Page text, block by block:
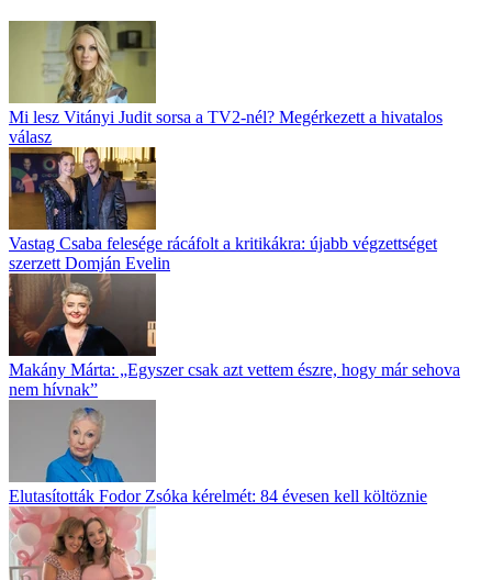
Mi lesz Vitányi Judit sorsa a TV2-nél? Megérkezett a hivatalos
válasz
Vastag Csaba felesége rácáfolt a kritikákra: újabb végzettséget
szerzett Domján Evelin
Makány Márta: „Egyszer csak azt vettem észre, hogy már sehova
nem hívnak”
Elutasították Fodor Zsóka kérelmét: 84 évesen kell költöznie